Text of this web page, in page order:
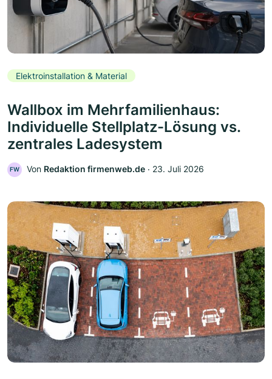
Elektroinstallation & Material
Wallbox im Mehrfamilienhaus:
Individuelle Stellplatz-Lösung vs.
zentrales Ladesystem
FW Von Redaktion firmenweb.de ‧ 23. Juli 2026